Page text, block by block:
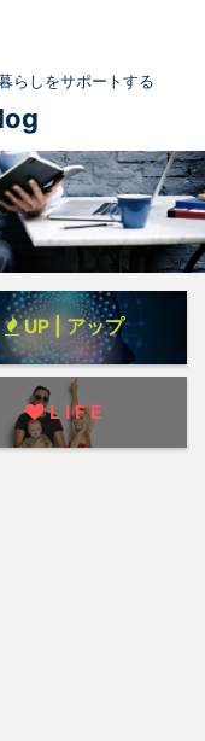
らしをサポートする
UP | アップ
L I F E